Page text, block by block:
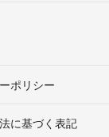
ポリシー
に基づく表記